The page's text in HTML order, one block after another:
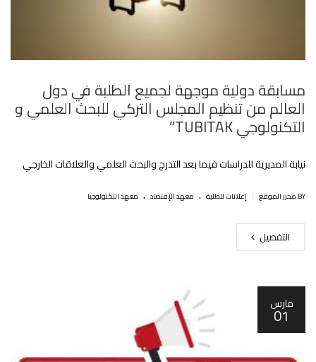
مسابقة دولية موجهة لجميع الطلبة في دول
العالم من تنظيم المجلس التركي للبحث العلمي و
التكنولوجي TUBITAK”
نيابة المديرية للدراسات فيما بعد التدرج والبحث العلمي والعلاقات الخارجي
BY محرر الموقع إعلانات للطلبة . معهد الإقتصاد . معهد التكنولوجيا
التفصيل
مارس
01